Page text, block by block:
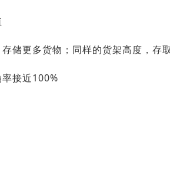
储更多货物；同样的货架高度，存取
接近100%